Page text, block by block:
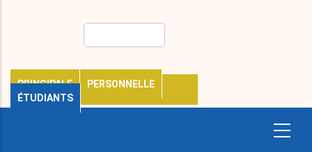
PRINCIPALE
PERSONNELLE
ÉTUDIANTS